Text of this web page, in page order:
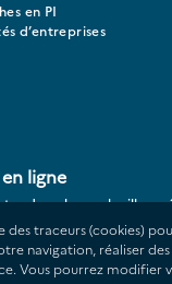
en PI
d’entreprises
ligne
de
des traceurs (cookies)
navigation, réaliser
Vous pourrez modifier